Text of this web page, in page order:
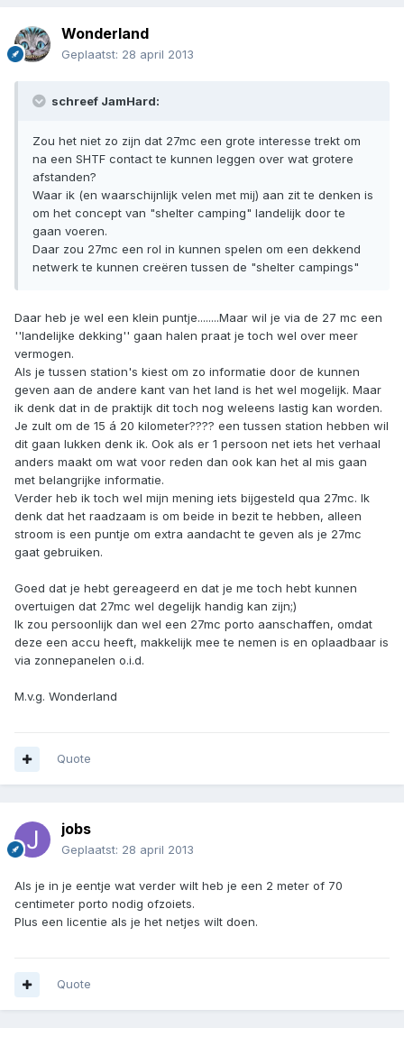
Wonderland
Geplaatst: 28 april 2013
schreef JamHard:
Zou het niet zo zijn dat 27mc een grote interesse trekt om
na een SHTF contact te kunnen leggen over wat grotere
afstanden?
Waar ik (en waarschijnlijk velen met mij) aan zit te denken is
om het concept van "shelter camping" landelijk door te
gaan voeren.
Daar zou 27mc een rol in kunnen spelen om een dekkend
netwerk te kunnen creëren tussen de "shelter campings"
Daar heb je wel een klein puntje........Maar wil je via de 27 mc een
''landelijke dekking'' gaan halen praat je toch wel over meer
vermogen.
Als je tussen station's kiest om zo informatie door de kunnen
geven aan de andere kant van het land is het wel mogelijk. Maar
ik denk dat in de praktijk dit toch nog weleens lastig kan worden.
Je zult om de 15 á 20 kilometer???? een tussen station hebben wil
dit gaan lukken denk ik. Ook als er 1 persoon net iets het verhaal
anders maakt om wat voor reden dan ook kan het al mis gaan
met belangrijke informatie.
Verder heb ik toch wel mijn mening iets bijgesteld qua 27mc. Ik
denk dat het raadzaam is om beide in bezit te hebben, alleen
stroom is een puntje om extra aandacht te geven als je 27mc
gaat gebruiken.
Goed dat je hebt gereageerd en dat je me toch hebt kunnen
overtuigen dat 27mc wel degelijk handig kan zijn;)
Ik zou persoonlijk dan wel een 27mc porto aanschaffen, omdat
deze een accu heeft, makkelijk mee te nemen is en oplaadbaar is
via zonnepanelen o.i.d.
M.v.g. Wonderland
Quote
jobs
Geplaatst: 28 april 2013
Als je in je eentje wat verder wilt heb je een 2 meter of 70
centimeter porto nodig ofzoiets.
Plus een licentie als je het netjes wilt doen.
Quote